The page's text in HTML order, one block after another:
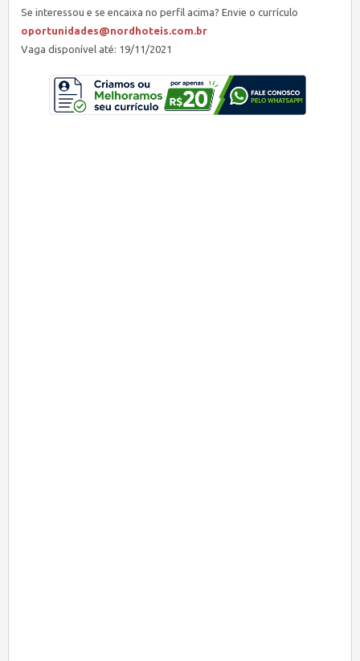
Se interessou e se encaixa no perfil acima? Envie o currículo
oportunidades@nordhoteis.com.br
Vaga disponível até: 19/11/2021